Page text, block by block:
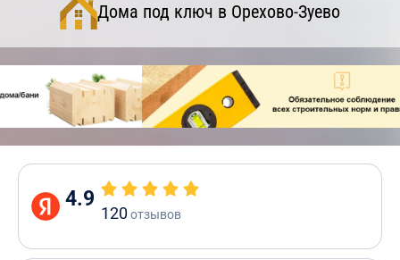
Дома под ключ в Орехово-Зуево
4.9
120отзывов